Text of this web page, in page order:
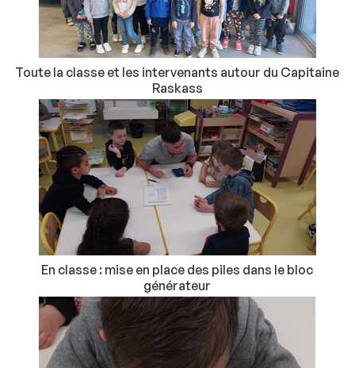
Toute la classe et les intervenants autour du Capitaine
Raskass
En classe : mise en place des piles dans le bloc
générateur